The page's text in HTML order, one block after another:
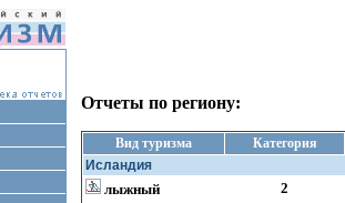
Отчеты по региону:
Вид туризма
Категория
Исландия
лыжный 2